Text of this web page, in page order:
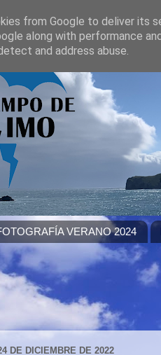
VERANO 2024
DE DICIEMBRE DE 2022
from Google to deliver its
along with performance
and address abuse.